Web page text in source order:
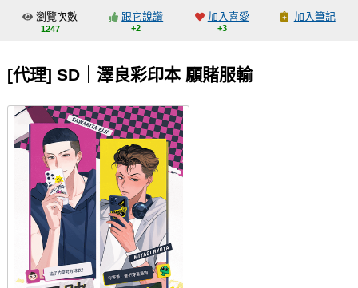
交流中心
會員功能選單
會員中心
註冊會員
登入
瀏覽次數
1247
跟它說讚
+2
加入喜愛
+3
加入筆記
[代理] SD｜澤良彩印本 願賭服輸